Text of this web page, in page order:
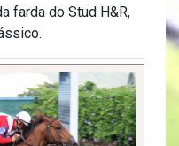
farda do Stud H&R,